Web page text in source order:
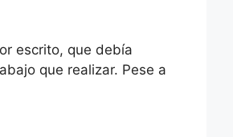
escrito, que debía
que realizar. Pese a